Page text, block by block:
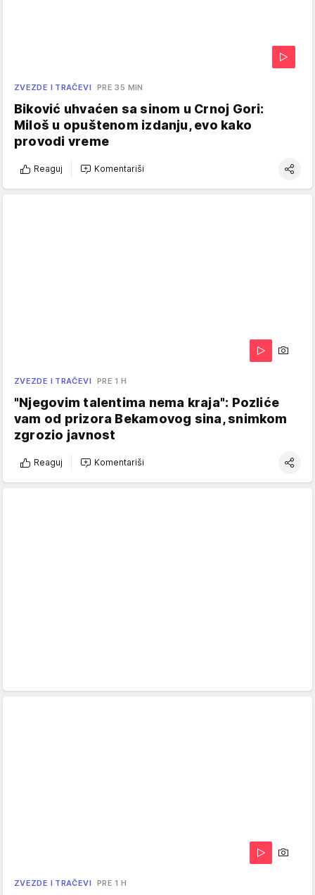
ZVEZDE I TRAČEVI PRE 35 MIN
Biković uhvaćen sa sinom u Crnoj Gori:
Miloš u opuštenom izdanju, evo kako
provodi vreme
Reaguj Komentariši
ZVEZDE I TRAČEVI PRE 1 H
"Njegovim talentima nema kraja": Pozliće
vam od prizora Bekamovog sina, snimkom
zgrozio javnost
Reaguj Komentariši
ZVEZDE I TRAČEVI PRE 1 H